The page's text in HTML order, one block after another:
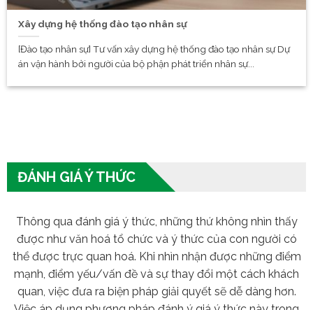
Xây dựng hệ thống đào tạo nhân sự
[Đào tạo nhân sự] Tư vấn xây dựng hệ thống đào tạo nhân sự Dự
án vận hành bởi người của bộ phận phát triển nhân sự...
ĐÁNH GIÁ Ý THỨC
Thông qua đánh giá ý thức, những thứ không nhìn thấy
được như văn hoá tổ chức và ý thức của con người có
thể được trực quan hoá. Khi nhìn nhận được những điểm
mạnh, điểm yếu/vấn đề và sự thay đổi một cách khách
quan, việc đưa ra biện pháp giải quyết sẽ dễ dàng hơn.